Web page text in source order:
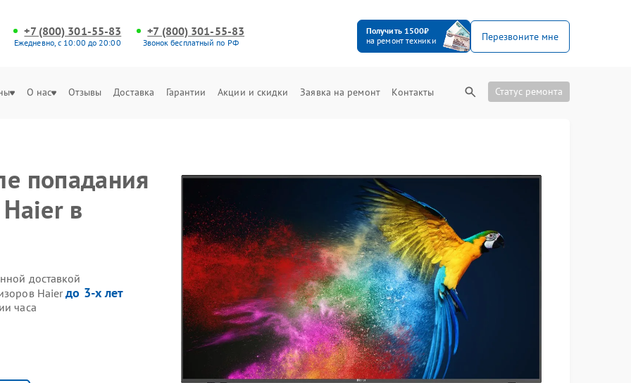
+7 (800) 301-55-83
Ежедневно, с 10:00 до 20:00
+7 (800) 301-55-83
Звонок бесплатный по РФ
Получить 1500₽
на ремонт техники
Перезвоните мне
О нас Отзывы Доставка Гарантии Акции и скидки Заявка на ремонт Контакты Статус ремонта
попадания
в
доставкой
Haierдо 3-х лет
часа